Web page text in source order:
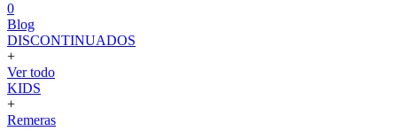
0
Blog
DISCONTINUADOS
+
Ver todo
KIDS
+
Remeras